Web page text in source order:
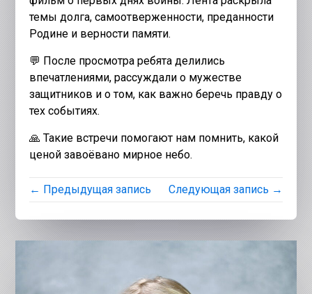
темы долга, самоотверженности, преданности
Родине и верности памяти.
💬 После просмотра ребята делились
впечатлениями, рассуждали о мужестве
защитников и о том, как важно беречь правду о
тех событиях.
🙏 Такие встречи помогают нам помнить, какой
ценой завоёвано мирное небо.
← Предыдущая запись Следующая запись →